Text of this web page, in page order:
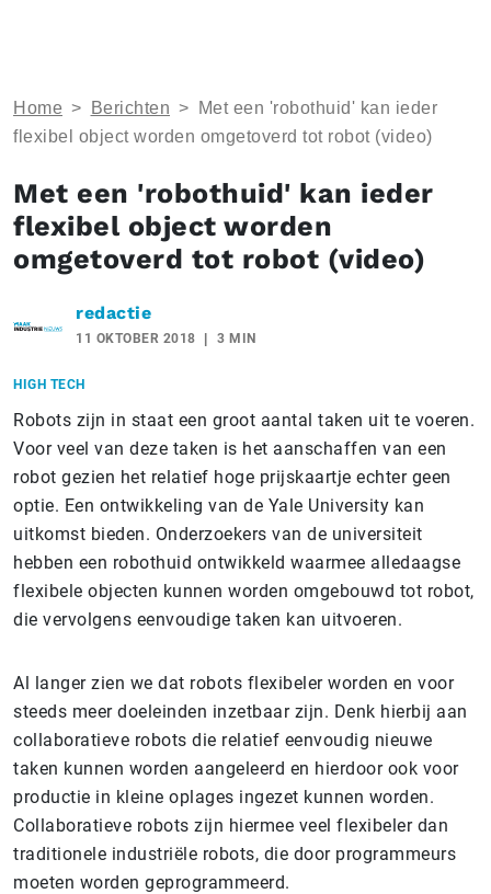
Home > Berichten >
Met een 'robothuid' kan ieder
flexibel object worden omgetoverd tot robot (video)
Met een 'robothuid' kan ieder
flexibel object worden
omgetoverd tot robot (video)
redactie
11 OKTOBER 2018 3 MIN
HIGH TECH
Robots zijn in staat een groot aantal taken uit te voeren.
Voor veel van deze taken is het aanschaffen van een
robot gezien het relatief hoge prijskaartje echter geen
optie. Een ontwikkeling van de Yale University kan
uitkomst bieden. Onderzoekers van de universiteit
hebben een robothuid ontwikkeld waarmee alledaagse
flexibele objecten kunnen worden omgebouwd tot robot,
die vervolgens eenvoudige taken kan uitvoeren.
Al langer zien we dat robots flexibeler worden en voor
steeds meer doeleinden inzetbaar zijn. Denk hierbij aan
collaboratieve robots die relatief eenvoudig nieuwe
taken kunnen worden aangeleerd en hierdoor ook voor
productie in kleine oplages ingezet kunnen worden.
Collaboratieve robots zijn hiermee veel flexibeler dan
traditionele industriële robots, die door programmeurs
moeten worden geprogrammeerd.